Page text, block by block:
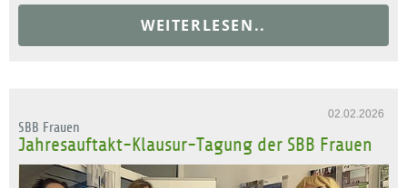
WEITERLESEN..
02.02.2026
SBB Frauen
Jahresauftakt-Klausur-Tagung der SBB Frauen